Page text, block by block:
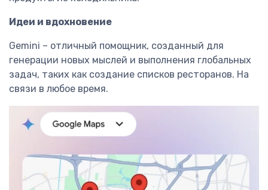
Идеи и вдохновение
Gemini – отличный помощник, созданный для
генерации новых мыслей и выполнения глобальных
задач, таких как создание списков ресторанов. На
связи в любое время.